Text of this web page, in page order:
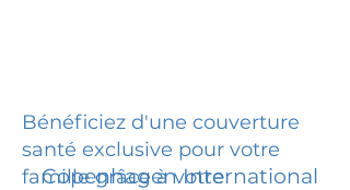
Bénéficiez d'une couverture
santé exclusive pour votre
famille grâce à votre
Copenhagen International